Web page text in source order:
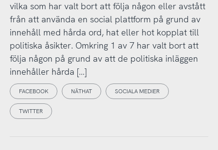
vilka som har valt bort att följa någon eller avstått
från att använda en social plattform på grund av
innehåll med hårda ord, hat eller hot kopplat till
politiska åsikter. Omkring 1 av 7 har valt bort att
följa någon på grund av att de politiska inläggen
innehåller hårda […]
FACEBOOK NÄTHAT SOCIALA MEDIER
TWITTER